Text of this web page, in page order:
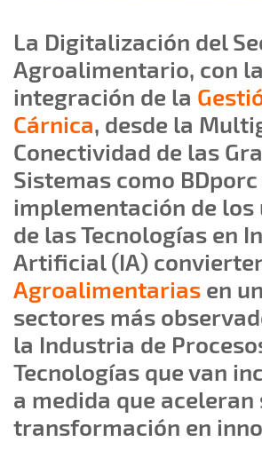
La Digitalización del
Agroalimentario, con la
integración de la
Cárnica, desde la
Conectividad de las
Sistemas como BDporc
implementación de los
de las Tecnologías en
Artificial (IA)
Agroalimentarias en
sectores más
la Industria de
Tecnologías que van
a medida que aceleran
transformación en